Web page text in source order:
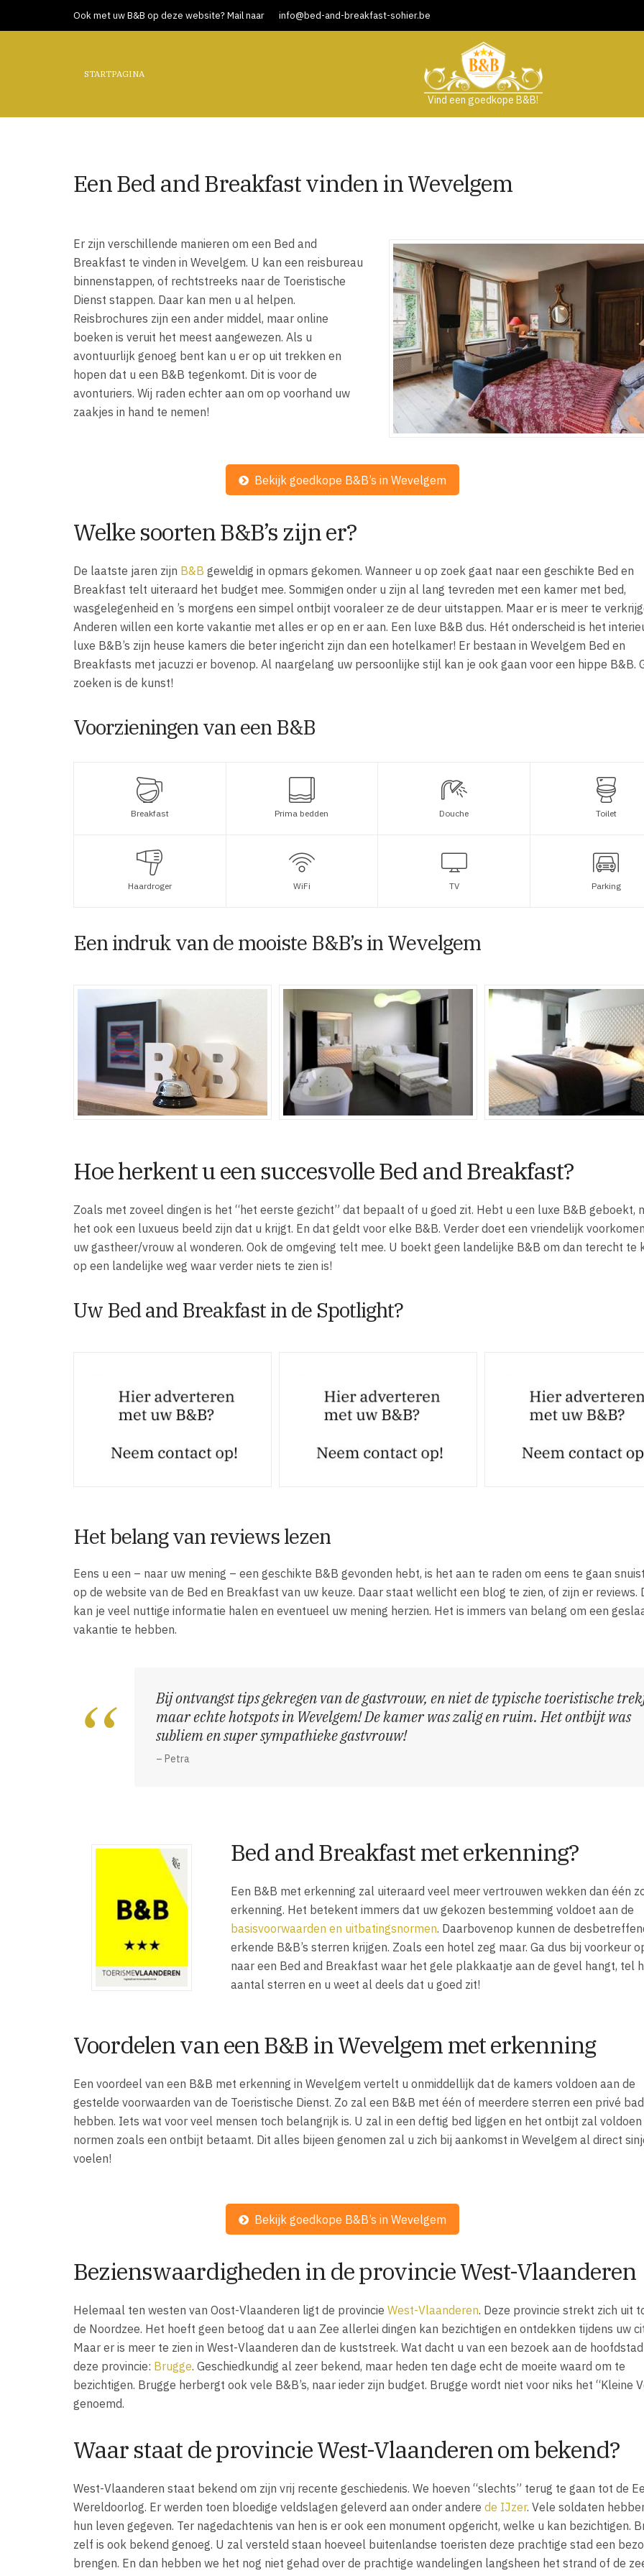
Ook met uw B&B op deze website? Mail naar info@bed-and-breakfast-sohier.be
STARTPAGINA
Vind een goedkope B&B!
Een Bed and Breakfast vinden in Wevelgem
Er zijn verschillende manieren om een Bed and
Breakfast te vinden in Wevelgem. U kan een reisbureau
binnenstappen, of rechtstreeks naar de Toeristische
Dienst stappen. Daar kan men u al helpen.
Reisbrochures zijn een ander middel, maar online
boeken is veruit het meest aangewezen. Als u
avontuurlijk genoeg bent kan u er op uit trekken en
hopen dat u een B&B tegenkomt. Dit is voor de
avonturiers. Wij raden echter aan om op voorhand uw
zaakjes in hand te nemen!
Bekijk goedkope B&B’s in Wevelgem
Welke soorten B&B’s zijn er?
De laatste jaren zijn B&B geweldig in opmars gekomen. Wanneer u op zoek gaat naar een geschikte Bed en
Breakfast telt uiteraard het budget mee. Sommigen onder u zijn al lang tevreden met een kamer met bed,
wasgelegenheid en ’s morgens een simpel ontbijt vooraleer ze de deur uitstappen. Maar er is meer te
Anderen willen een korte vakantie met alles er op en er aan. Een luxe B&B dus. Hét onderscheid is het
luxe B&B’s zijn heuse kamers die beter ingericht zijn dan een hotelkamer! Er bestaan in Wevelgem Bed en
Breakfasts met jacuzzi er bovenop. Al naargelang uw persoonlijke stijl kan je ook gaan voor een hippe B&B.
zoeken is de kunst!
Voorzieningen van een B&B
Breakfast Prima bedden Douche Toilet
Haardroger WiFi TV Parking
Een indruk van de mooiste B&B’s in Wevelgem
Hoe herkent u een succesvolle Bed and Breakfast?
Zoals met zoveel dingen is het “het eerste gezicht” dat bepaalt of u goed zit. Hebt u een luxe B&B geboekt,
het ook een luxueus beeld zijn dat u krijgt. En dat geldt voor elke B&B. Verder doet een vriendelijk
uw gastheer/vrouw al wonderen. Ook de omgeving telt mee. U boekt geen landelijke B&B om dan terecht te
op een landelijke weg waar verder niets te zien is!
Uw Bed and Breakfast in de Spotlight?
Het belang van reviews lezen
Eens u een – naar uw mening – een geschikte B&B gevonden hebt, is het aan te raden om eens te gaan
op de website van de Bed en Breakfast van uw keuze. Daar staat wellicht een blog te zien, of zijn er reviews.
kan je veel nuttige informatie halen en eventueel uw mening herzien. Het is immers van belang om een
vakantie te hebben.
Bij ontvangst tips gekregen van de gastvrouw, en niet de typische toeristische
maar echte hotspots in Wevelgem! De kamer was zalig en ruim. Het ontbijt was
subliem en super sympathieke gastvrouw!
– Petra
Bed and Breakfast met erkenning?
Een B&B met erkenning zal uiteraard veel meer vertrouwen wekken dan één
erkenning. Het betekent immers dat uw gekozen bestemming voldoet aan de
basisvoorwaarden en uitbatingsnormen. Daarbovenop kunnen de
erkende B&B’s sterren krijgen. Zoals een hotel zeg maar. Ga dus bij voorkeur
naar een Bed and Breakfast waar het gele plakkaatje aan de gevel hangt, tel
aantal sterren en u weet al deels dat u goed zit!
Voordelen van een B&B in Wevelgem met erkenning
Een voordeel van een B&B met erkenning in Wevelgem vertelt u onmiddellijk dat de kamers voldoen aan de
gestelde voorwaarden van de Toeristische Dienst. Zo zal een B&B met één of meerdere sterren een privé
hebben. Iets wat voor veel mensen toch belangrijk is. U zal in een deftig bed liggen en het ontbijt zal voldoen
normen zoals een ontbijt betaamt. Dit alles bijeen genomen zal u zich bij aankomst in Wevelgem al direct
voelen!
Bekijk goedkope B&B’s in Wevelgem
Bezienswaardigheden in de provincie West-Vlaanderen
Helemaal ten westen van Oost-Vlaanderen ligt de provincie West-Vlaanderen. Deze provincie strekt zich uit
de Noordzee. Het hoeft geen betoog dat u aan Zee allerlei dingen kan bezichtigen en ontdekken tijdens uw
Maar er is meer te zien in West-Vlaanderen dan de kuststreek. Wat dacht u van een bezoek aan de
deze provincie: Brugge. Geschiedkundig al zeer bekend, maar heden ten dage echt de moeite waard om te
bezichtigen. Brugge herbergt ook vele B&B’s, naar ieder zijn budget. Brugge wordt niet voor niks het “Kleine
genoemd.
Waar staat de provincie West-Vlaanderen om bekend?
West-Vlaanderen staat bekend om zijn vrij recente geschiedenis. We hoeven “slechts” terug te gaan tot de
Wereldoorlog. Er werden toen bloedige veldslagen geleverd aan onder andere de IJzer. Vele soldaten
hun leven gegeven. Ter nagedachtenis van hen is er ook een monument opgericht, welke u kan bezichtigen.
zelf is ook bekend genoeg. U zal versteld staan hoeveel buitenlandse toeristen deze prachtige stad een
brengen. En dan hebben we het nog niet gehad over de prachtige wandelingen langsheen het strand of de